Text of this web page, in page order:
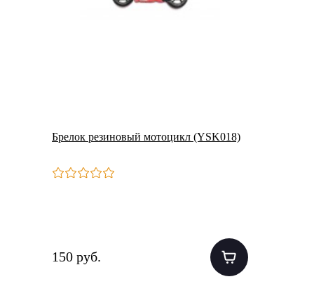
Брелок резиновый мотоцикл (YSK018)
150 руб.